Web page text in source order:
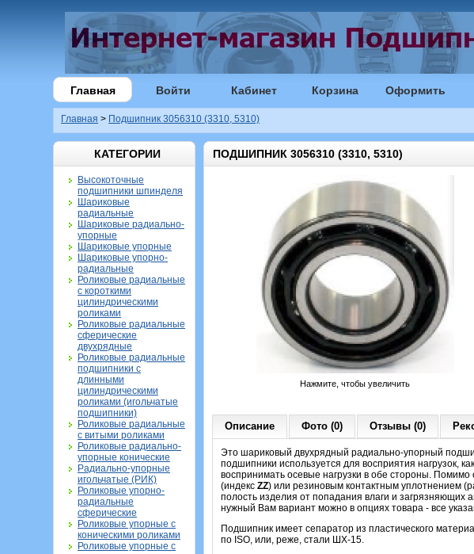
Главная Войти Кабинет Корзина Оформить
Главная > Подшипник 3056310 (3310, 5310)
КАТЕГОРИИ
Высокоточные
подшипники шпинделя
Шариковые
радиальные
Шариковые радиально-
упорные
Шариковые упорные
Шариковые упорно-
радиальные
Роликовые радиальные
с короткими
цилиндрическими
роликами
Роликовые радиальные
сферические
двухрядные
Роликовые радиальные
подшипники с
длинными
цилиндрическими
роликами (игольчатые
подшипники)
Роликовые радиальные
с витыми роликами
Роликовые радиально-
упорные конические
Радиально-упорные
игольчатые (РИК)
Роликовые упорно-
радиальные
сферические
Роликовые упорные с
коническими роликами
Роликовые упорные с
ПОДШИПНИК 3056310 (3310, 5310)
Нажмите, чтобы увеличить
Описание Фото (0) Отзывы (0)
Это шариковый двухрядный радиально-упорный
подшипники используется для восприятия нагрузок,
воспринимать осевые нагрузки в обе стороны.
(индекс ZZ) или резиновым контактным уплотнением
полость изделия от попадания влаги и загрязняющих
нужный Вам вариант можно в опциях товара - все
Подшипник имеет сепаратор из пластического
по ISO, или, реже, стали ШХ-15.